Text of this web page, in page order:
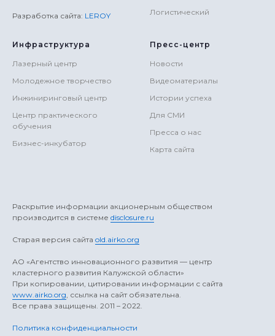
Разработка сайта: LEROY
Логистический
Инфраструктура
Лазерный центр
Молодежное творчество
Инжиниринговый центр
Центр практического
обучения
Бизнес-инкубатор
Пресс-центр
Новости
Видеоматериалы
Истории успеха
Для СМИ
Пресса о нас
Карта сайта
Раскрытие информации акционерным обществом
производится в системе disclosure.ru
Старая версия сайта old.airko.org
АO «Агентство инновационного развития — центр
кластерного развития Калужской области»
При копировании, цитировании информации с сайта
www.airko.org, ссылка на сайт обязательна.
Все права защищены. 2011 – 2022.
Политика конфиденциальности